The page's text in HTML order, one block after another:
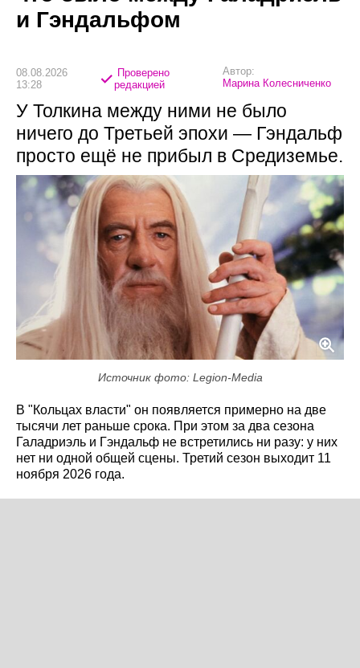
и Гэндальфом
08.08.2026
13:28
Проверено
редакцией
Автор:
Марина Колесниченко
У Толкина между ними не было
ничего до Третьей эпохи — Гэндальф
просто ещё не прибыл в Средиземье.
Источник фото: Legion-Media
В "Кольцах власти" он появляется примерно на две
тысячи лет раньше срока. При этом за два сезона
Галадриэль и Гэндальф не встретились ни разу: у них
нет ни одной общей сцены. Третий сезон выходит 11
ноября 2026 года.